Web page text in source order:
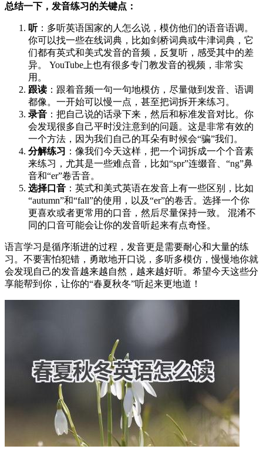
总结一下，发音练习的关键点：
听：多听英语国家的人怎么说，模仿他们的语音语调。
你可以找一些在线词典，比如剑桥词典或牛津词典，它
们都有英式和美式发音的音频，反复听，感受其中的差
异。 YouTube上也有很多专门教发音的视频，非常实
用。
跟读 ：跟着音频一句一句地模仿，尽量做到发音、语调
都像。一开始可以慢一点，甚至把词拆开来练习。
录音 ：把自己说的话录下来，然后和标准发音对比。你
会发现很多自己平时没注意到的问题。这是非常有效的
一个方法，因为我们自己的耳朵有时候会“骗”我们。
分解练习 ：像我们今天这样，把一个词拆成一个个音素
来练习，尤其是一些难点音，比如“spr”连缀音、“ng”鼻
音和“er”卷舌音。
选择口音 ：英式和美式英语在发音上有一些区别，比如
“autumn”和“fall”的使用，以及“er”的卷舌。选择一个你
更喜欢或者更常用的口音，然后尽量保持一致。 混淆不
同的口音可能会让你的发音听起来有点奇怪。
语言学习是循序渐进的过程，发音更是需要耐心和大量的练
习。不要害怕犯错，勇敢地开口说，多听多模仿，慢慢地你就
会发现自己的发音越来越自然，越来越好听。希望今天这些分
享能帮到你，让你的“春夏秋冬”听起来更地道！